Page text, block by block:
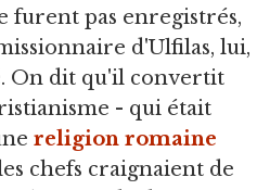
furent pas enregistrés,
d'Ulfilas, lui,
On dit qu'il convertit
- qui était
religion romaine
chefs craignaient de